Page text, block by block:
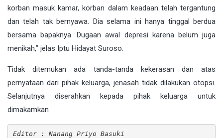
korban masuk kamar, korban dalam keadaan telah tergantung
dan telah tak bernyawa. Dia selama ini hanya tinggal berdua
bersama bapaknya. Dugaan awal depresi karena belum juga
menikah,” jelas Iptu Hidayat Suroso.
Tidak ditemukan ada tanda-tanda kekerasan dan atas
pernyataan dari pihak keluarga, jenasah tidak dilakukan otopsi.
Selanjutnya diserahkan kepada pihak keluarga untuk
dimakamkan
Editor : Nanang Priyo Basuki